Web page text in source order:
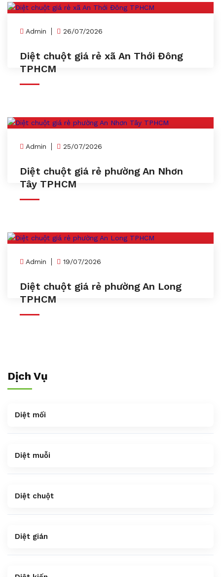
Admin 26/07/2026
Diệt chuột giá rẻ xã An Thới Đông
TPHCM
Admin 25/07/2026
Diệt chuột giá rẻ phường An Nhơn
Tây TPHCM
Admin 19/07/2026
Diệt chuột giá rẻ phường An Long
TPHCM
Dịch Vụ
Diệt mối
Diệt muỗi
Diệt chuột
Diệt gián